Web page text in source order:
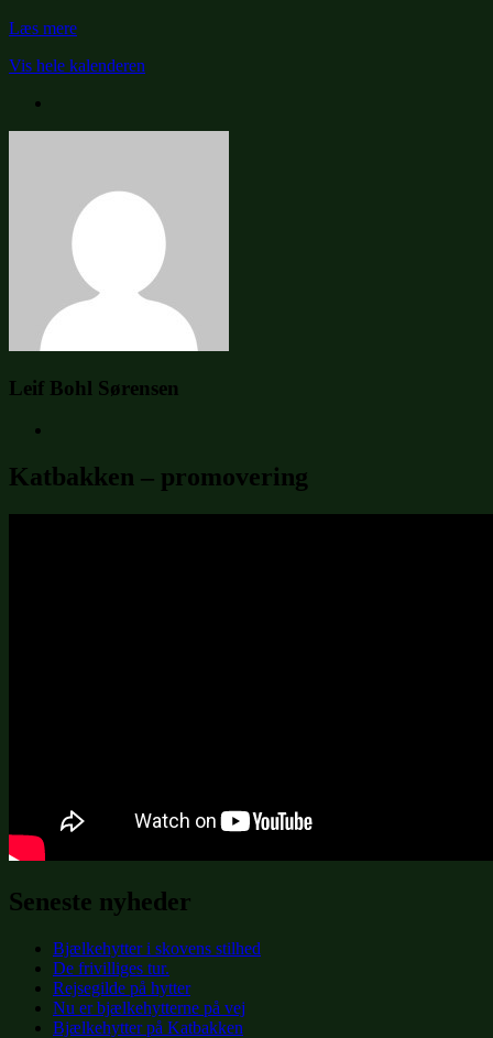
Læs mere
Vis hele kalenderen
Leif Bohl Sørensen
Katbakken – promovering
Seneste nyheder
Bjælkehytter i skovens stilhed
De frivilliges tur.
Rejsegilde på hytter
Nu er bjælkehytterne på vej
Bjælkehytter på Katbakken